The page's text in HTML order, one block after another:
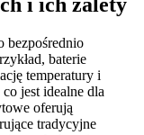
bezpośrednio
baterie
temperatury i
jest idealne dla
oferują
tradycyjne